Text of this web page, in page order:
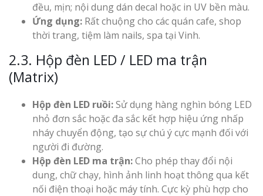
đều, mịn; nội dung dán decal hoặc in UV bền màu.
Ứng dụng: Rất chuộng cho các quán cafe, shop
thời trang, tiệm làm nails, spa tại Vinh.
2.3. Hộp đèn LED / LED ma trận
(Matrix)
Hộp đèn LED ruồi:Sử dụng hàng nghìn bóng LED
nhỏ đơn sắc hoặc đa sắc kết hợp hiệu ứng nhấp
nháy chuyển động, tạo sự chú ý cực mạnh đối với
người đi đường.
Hộp đèn LED ma trận:Cho phép thay đổi nội
dung, chữ chạy, hình ảnh linh hoạt thông qua kết
nối điện thoại hoặc máy tính. Cực kỳ phù hợp cho